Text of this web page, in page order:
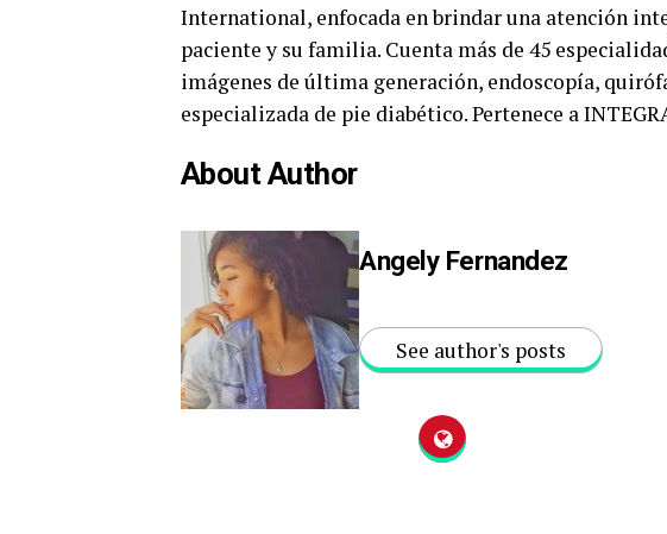
International, enfocada en brindar una atención
paciente y su familia. Cuenta más de 45
imágenes de última generación, endoscopía,
especializada de pie diabético. Pertenece a
About Author
Angely Fernandez
See author's posts